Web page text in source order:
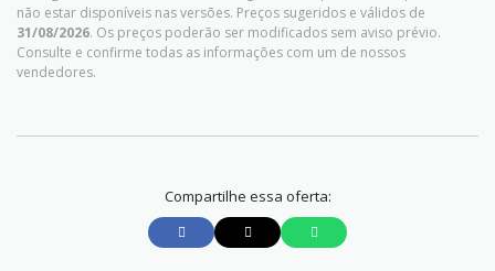
não estar disponíveis nas versões. Preços sugeridos e válidos de
31/08/2026. Os preços poderão ser modificados sem aviso prévio.
Consulte e confirme todas as informações com um de nossos
vendedores.
Compartilhe essa oferta: